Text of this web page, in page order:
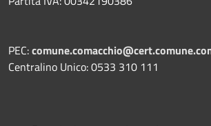
PEC:
Centralino Unico: 0533 310 111